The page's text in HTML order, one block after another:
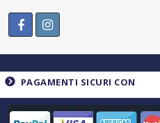
PAGAMENTI SICURI CON